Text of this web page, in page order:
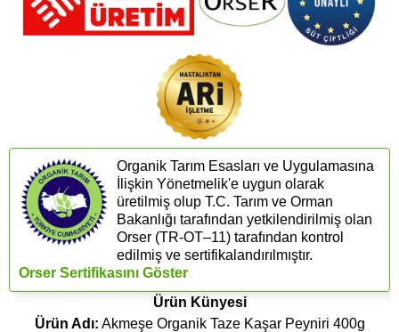
Organik Tarım Esasları ve Uygulamasına
İlişkin Yönetmelik'e uygun olarak
üretilmiş olup T.C. Tarım ve Orman
Bakanlığı tarafından yetkilendirilmiş olan
Orser (​TR-OT–11) tarafından kontrol
edilmiş ve sertifikalandırılmıştır.
Orser Sertifikasını Göster
Ürün Künyesi
Ürün Adı: Akmeşe Organik Taze Kaşar Peyniri 400g